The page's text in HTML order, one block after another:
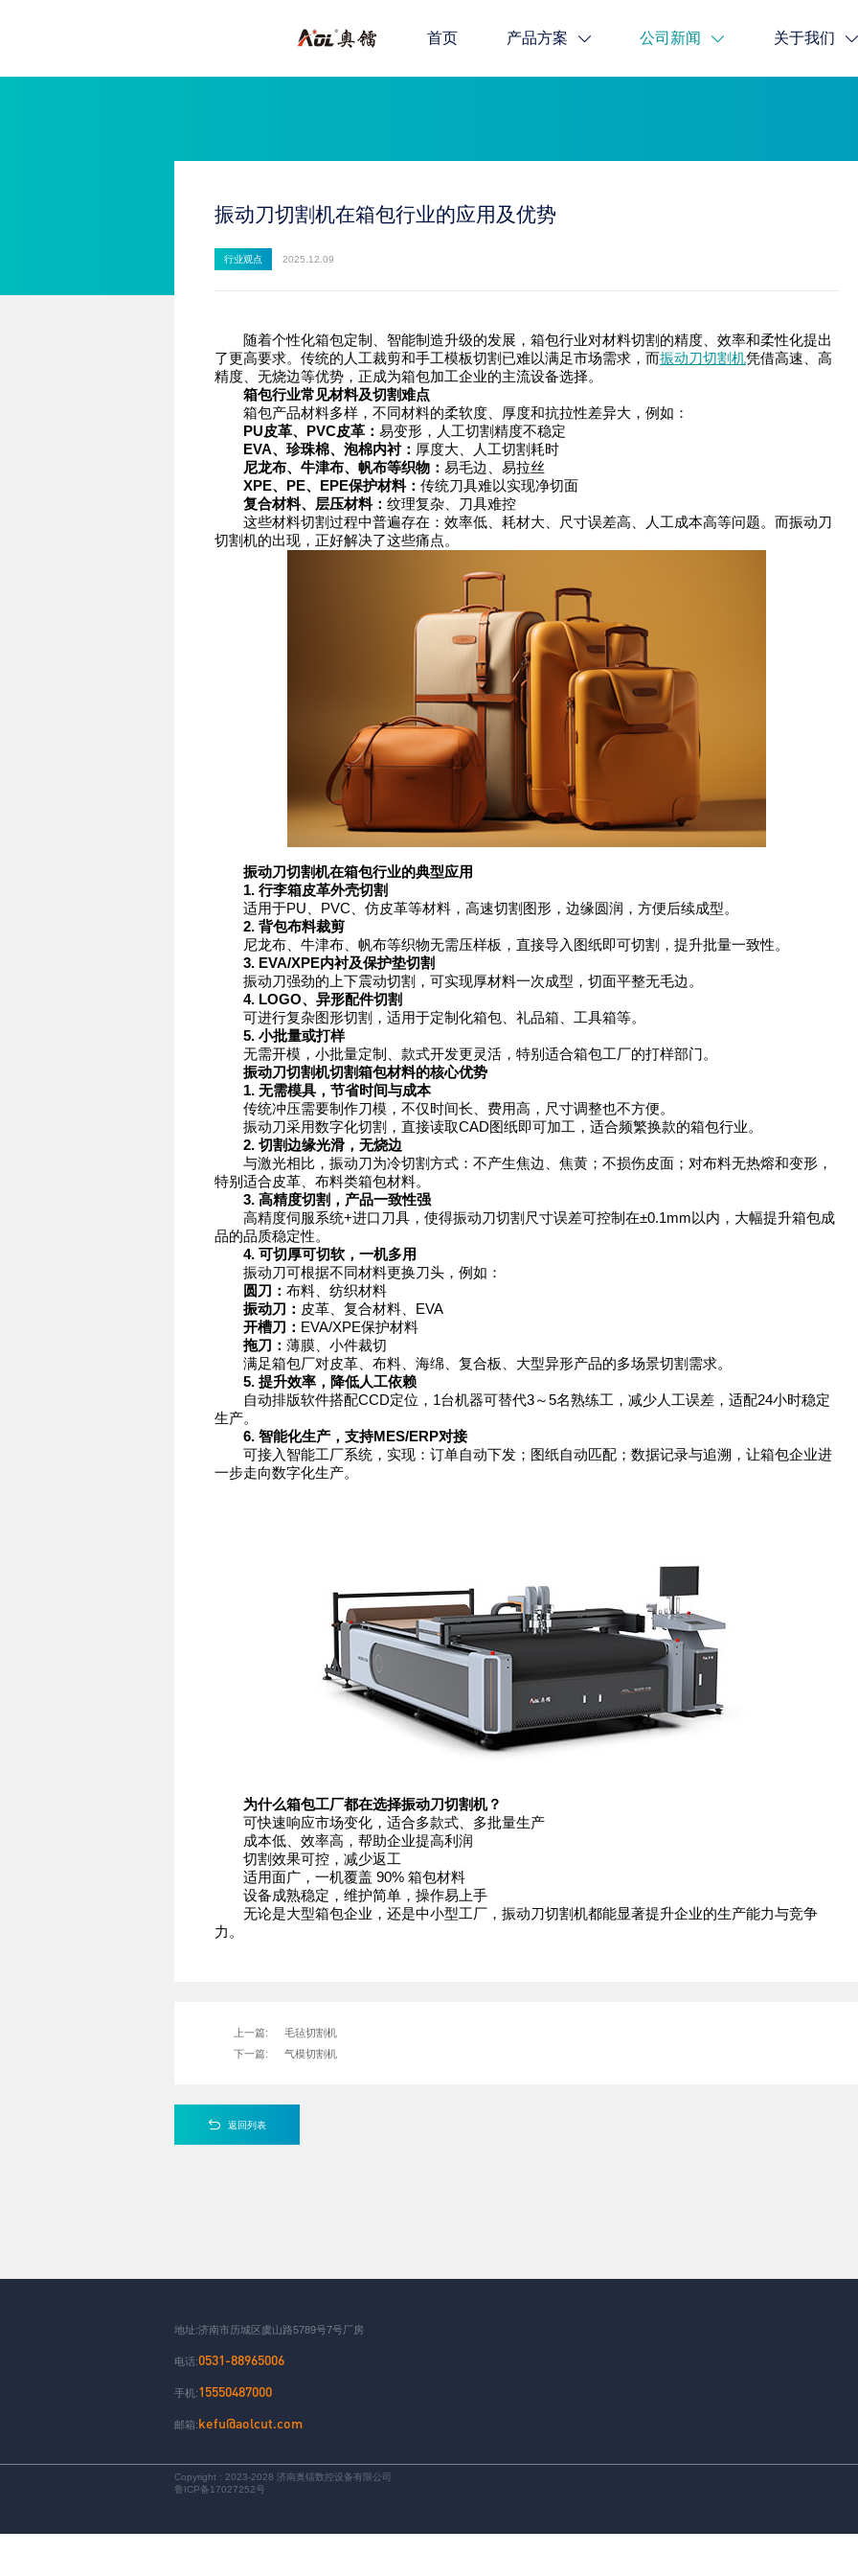
首页 产品方案 公司新闻 关于我们
振动刀切割机在箱包行业的应用及优势
行业观点 2025.12.09
随着个性化箱包定制、智能制造升级的发展，箱包行业对材料切割的精度、效率和柔性化提出
了更高要求。传统的人工裁剪和手工模板切割已难以满足市场需求，而振动刀切割机凭借高速、高
精度、无烧边等优势，正成为箱包加工企业的主流设备选择。
箱包行业常见材料及切割难点
箱包产品材料多样，不同材料的柔软度、厚度和抗拉性差异大，例如：
PU皮革、PVC皮革： 易变形，人工切割精度不稳定
EVA、珍珠棉、泡棉内衬： 厚度大、人工切割耗时
尼龙布、牛津布、帆布等织物： 易毛边、易拉丝
XPE、PE、EPE保护材料： 传统刀具难以实现净切面
复合材料、层压材料： 纹理复杂、刀具难控
这些材料切割过程中普遍存在：效率低、耗材大、尺寸误差高、人工成本高等问题。而振动刀
切割机的出现，正好解决了这些痛点。
振动刀切割机在箱包行业的典型应用
1. 行李箱皮革外壳切割
适用于PU、PVC、仿皮革等材料，高速切割图形，边缘圆润，方便后续成型。
2. 背包布料裁剪
尼龙布、牛津布、帆布等织物无需压样板，直接导入图纸即可切割，提升批量一致性。
3. EVA/XPE内衬及保护垫切割
振动刀强劲的上下震动切割，可实现厚材料一次成型，切面平整无毛边。
4. LOGO、异形配件切割
可进行复杂图形切割，适用于定制化箱包、礼品箱、工具箱等。
5. 小批量或打样
无需开模，小批量定制、款式开发更灵活，特别适合箱包工厂的打样部门。
振动刀切割机切割箱包材料的核心优势
1. 无需模具，节省时间与成本
传统冲压需要制作刀模，不仅时间长、费用高，尺寸调整也不方便。
振动刀采用数字化切割，直接读取CAD图纸即可加工，适合频繁换款的箱包行业。
2. 切割边缘光滑，无烧边
与激光相比，振动刀为冷切割方式：不产生焦边、焦黄；不损伤皮面；对布料无热熔和变形，
特别适合皮革、布料类箱包材料。
3. 高精度切割，产品一致性强
高精度伺服系统+进口刀具，使得振动刀切割尺寸误差可控制在±0.1mm以内，大幅提升箱包成
品的品质稳定性。
4. 可切厚可切软，一机多用
振动刀可根据不同材料更换刀头，例如：
圆刀： 布料、纺织材料
振动刀： 皮革、复合材料、EVA
开槽刀： EVA/XPE保护材料
拖刀： 薄膜、小件裁切
满足箱包厂对皮革、布料、海绵、复合板、大型异形产品的多场景切割需求。
5. 提升效率，降低人工依赖
自动排版软件搭配CCD定位，1台机器可替代3～5名熟练工，减少人工误差，适配24小时稳定
生产。
6. 智能化生产，支持MES/ERP对接
可接入智能工厂系统，实现：订单自动下发；图纸自动匹配；数据记录与追溯，让箱包企业进
一步走向数字化生产。
为什么箱包工厂都在选择振动刀切割机？
可快速响应市场变化，适合多款式、多批量生产
成本低、效率高，帮助企业提高利润
切割效果可控，减少返工
适用面广，一机覆盖 90% 箱包材料
设备成熟稳定，维护简单，操作易上手
无论是大型箱包企业，还是中小型工厂，振动刀切割机都能显著提升企业的生产能力与竞争
力。
上一篇:
毛毡切割机
下一篇:
气模切割机
返回列表
地址:济南市历城区虞山路5789号7号厂房
电话:0531-88965006
手机:15550487000
邮箱:kefu@aolcut.com
Copyright : 2023-2028 济南奥镭数控设备有限公司
鲁ICP备17027252号